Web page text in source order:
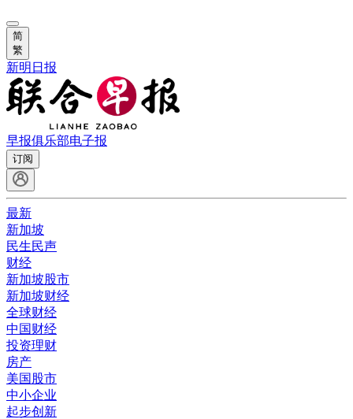
简
繁
新明日报
早报俱乐部电子报
订阅
最新
新加坡
民生民声
财经
新加坡股市
新加坡财经
全球财经
中国财经
投资理财
房产
美国股市
中小企业
起步创新